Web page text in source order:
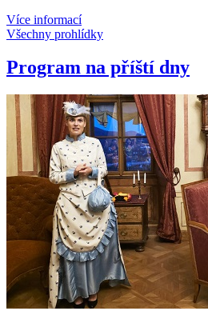
Více informací
Všechny prohlídky
Program na příští dny